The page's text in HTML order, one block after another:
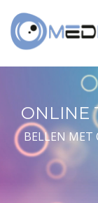
ONLINE
BELLEN MET